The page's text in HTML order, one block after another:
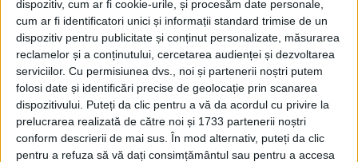
dispozitiv, cum ar fi cookie-urile, și procesăm date personale,
cum ar fi identificatori unici și informații standard trimise de un
dispozitiv pentru publicitate și conținut personalizate, măsurarea
reclamelor și a conținutului, cercetarea audienței și dezvoltarea
serviciilor. Cu permisiunea dvs., noi și partenerii noștri putem
folosi date și identificări precise de geolocație prin scanarea
dispozitivului. Puteți da clic pentru a vă da acordul cu privire la
prelucrarea realizată de către noi și 1733 partenerii noștri
conform descrierii de mai sus. În mod alternativ, puteți da clic
pentru a refuza să vă dați consimțământul sau pentru a accesa
© 2020 Radio TOP Suceava 104 FM